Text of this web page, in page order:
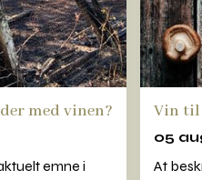
med vinen?
emne i
Vin til
05
At